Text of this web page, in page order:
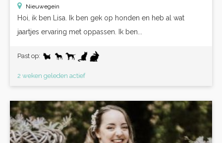
Nieuwegein
Hoi, ik ben Lisa. Ik ben gek op honden en heb al wat
jaartjes ervaring met oppassen. Ik ben...
Past op:
2 weken geleden actief